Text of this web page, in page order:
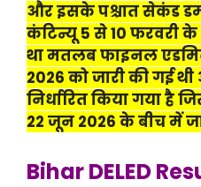
और इसके पश्चात सेकंड
कंटिन्यू 5 से 10 फरवरी के
था मतलब फाइनल
2026 को जारी की गई
निर्धारित किया गया
22 जून 2026 के बीच में
Bihar DELED